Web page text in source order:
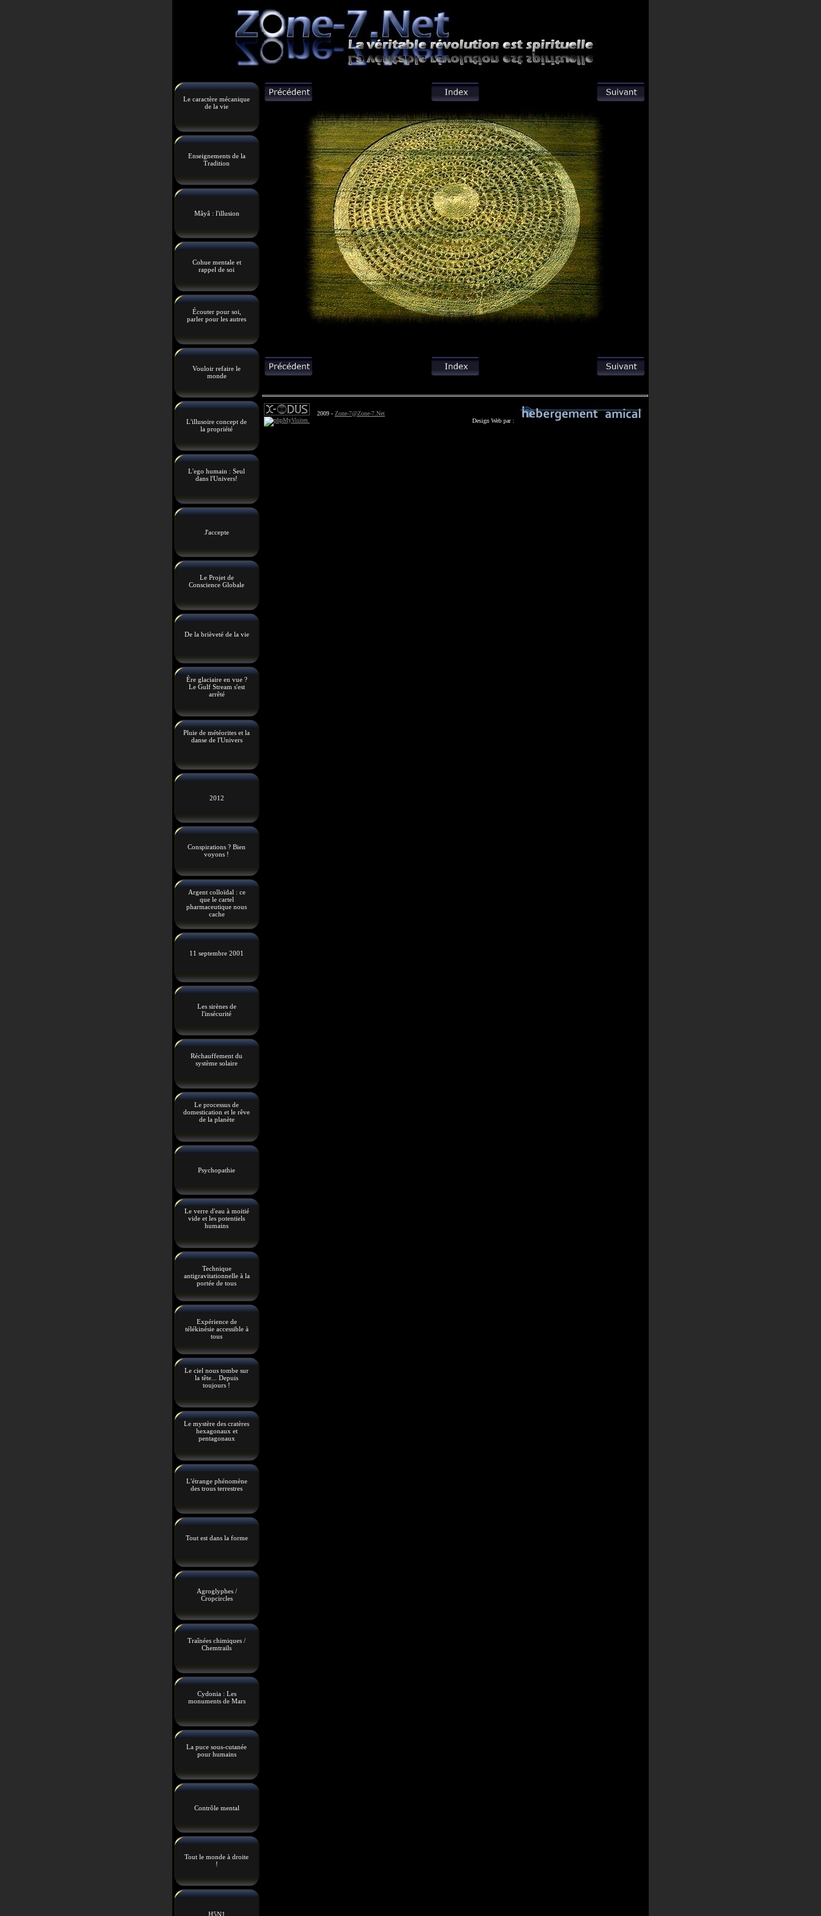
Le caractère mécanique
de la vie
Enseignements de la
Tradition
Mâyâ : l'illusion
Cohue mentale et
rappel de soi
Écouter pour soi,
parler pour les autres
Vouloir refaire le
monde
L'illusoire concept de
la propriété
L'ego humain : Seul
dans l'Univers!
J'accepte
Le Projet de
Conscience Globale
De la brièveté de la vie
Ère glaciaire en vue ?
Le Gulf Stream s'est
arrêté
Pluie de météorites et la
danse de l'Univers
2012
Conspirations ? Bien
voyons !
Argent colloïdal : ce
que le cartel
pharmaceutique nous
cache
11 septembre 2001
Les sirènes de
l'insécurité
Réchauffement du
système solaire
Le processus de
domestication et le rêve
de la planète
Psychopathie
Le verre d'eau à moitié
vide et les potentiels
humains
Technique
antigravitationnelle à la
portée de tous
Expérience de
télékinésie accessible à
tous
Le ciel nous tombe sur
la tête... Depuis
toujours !
Le mystère des cratères
hexagonaux et
pentagonaux
L'étrange phénomène
des trous terrestres
Tout est dans la forme
Agroglyphes /
Cropcircles
Traînées chimiques /
Chemtrails
Cydonia : Les
monuments de Mars
La puce sous-cutanée
pour humains
Contrôle mental
Tout le monde à droite
!
H5N1
2009 - Zone-7@Zone-7.Net
Design Web par :